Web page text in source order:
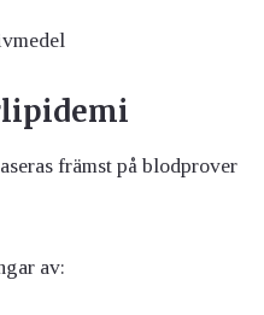
främst på blodprover
av: